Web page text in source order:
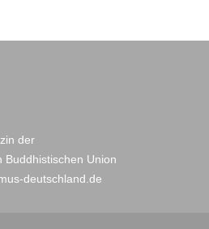
der
Buddhistischen Union
deutschland.de